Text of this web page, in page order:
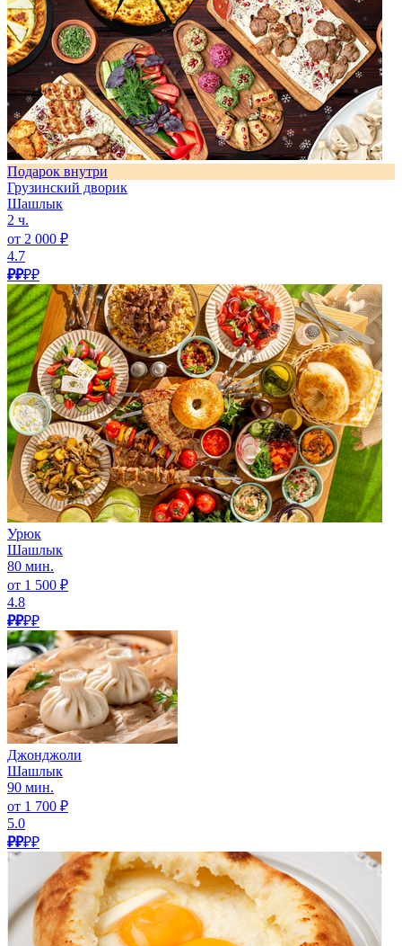
Подарок внутри
Грузинский дворик
Шашлык
2 ч.
от 2 000 ₽
4.7
₽₽₽₽
Урюк
Шашлык
80 мин.
от 1 500 ₽
4.8
₽₽₽₽
Джонджоли
Шашлык
90 мин.
от 1 700 ₽
5.0
₽₽₽₽